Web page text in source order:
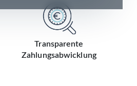
Transparente
Zahlungsabwicklung